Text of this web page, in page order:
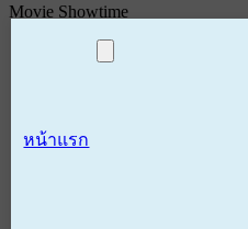
Movie Showtime
หน้าแรก